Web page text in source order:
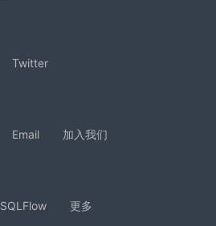
Twitter
Email 加入我们
SQLFlow 更多